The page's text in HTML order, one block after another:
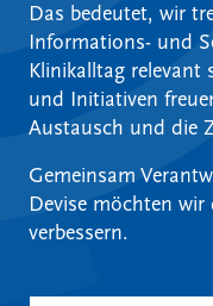
Das bedeutet, wir
Informations- und
Klinikalltag relevant
und Initiativen
Austausch und die
Gemeinsam
Devise möchten
verbessern.